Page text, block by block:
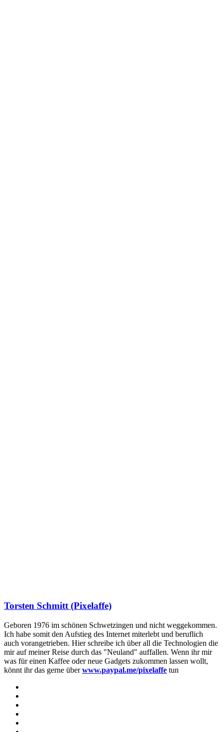
Torsten Schmitt (Pixelaffe)
Geboren 1976 im schönen Schwetzingen und nicht weggekommen.
Ich habe somit den Aufstieg des Internet miterlebt und beruflich
auch vorangetrieben. Hier schreibe ich über all die Technologien die
mir auf meiner Reise durch das "Neuland" auffallen. Wenn ihr mir
was für einen Kaffee oder neue Gadgets zukommen lassen wollt,
könnt ihr das gerne überwww.paypal.me/pixelaffe tun